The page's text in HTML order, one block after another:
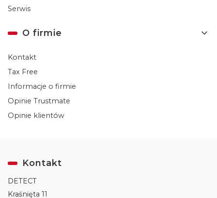
Serwis
O firmie
Kontakt
Tax Free
Informacje o firmie
Opinie Trustmate
Opinie klientów
Kontakt
DETECT
Kraśnięta 11